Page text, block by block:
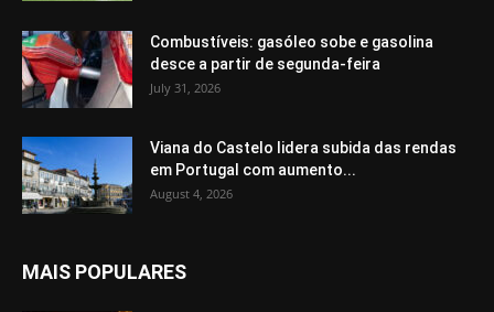
Combustíveis: gasóleo sobe e gasolina
desce a partir de segunda-feira
July 31, 2026
Viana do Castelo lidera subida das rendas
em Portugal com aumento...
August 4, 2026
MAIS POPULARES